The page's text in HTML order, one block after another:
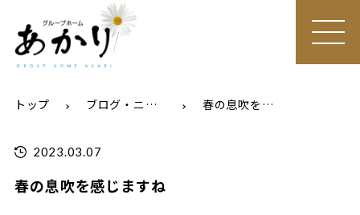
MEN
U
トップ ブログ・ニュース 春の息吹を感じますね
2023.03.07
春の息吹を感じますね